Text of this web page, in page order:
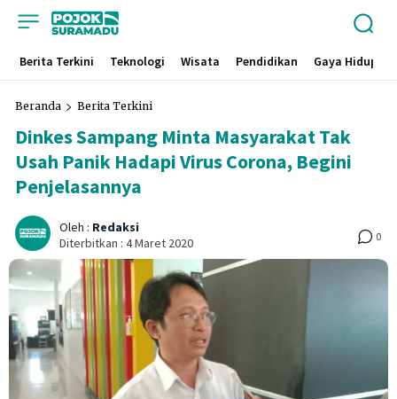
Berita Terkini Teknologi Wisata Pendidikan Gaya Hidup
Beranda Berita Terkini
Dinkes Sampang Minta Masyarakat Tak
Usah Panik Hadapi Virus Corona, Begini
Penjelasannya
Oleh : Redaksi
Diterbitkan : 4 Maret 2020 0